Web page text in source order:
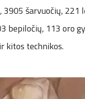
šarvuočių, 221
bepiločių, 113 oro
kitos technikos.